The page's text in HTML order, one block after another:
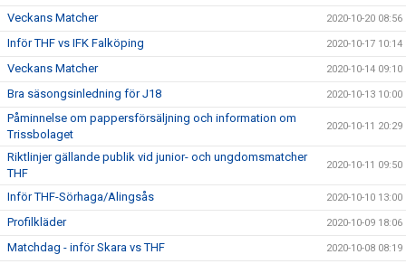
Veckans Matcher 2020-10-20 08:56
Inför THF vs IFK Falköping 2020-10-17 10:14
Veckans Matcher 2020-10-14 09:10
Bra säsongsinledning för J18 2020-10-13 10:00
Påminnelse om pappersförsäljning och information om
Trissbolaget
2020-10-11 20:29
Riktlinjer gällande publik vid junior- och ungdomsmatcher
THF
2020-10-11 09:50
Inför THF-Sörhaga/Alingsås 2020-10-10 13:00
Profilkläder 2020-10-09 18:06
Matchdag - inför Skara vs THF 2020-10-08 08:19